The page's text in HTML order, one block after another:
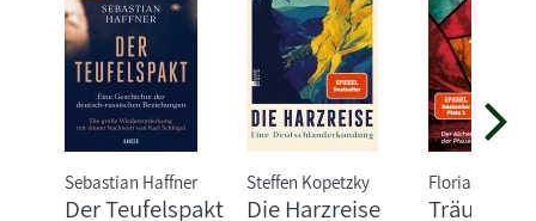
Sebastian Haffner
Der Teufelspakt
Steffen Kopetzky
Die Harzreise
Florian Illies
Träume